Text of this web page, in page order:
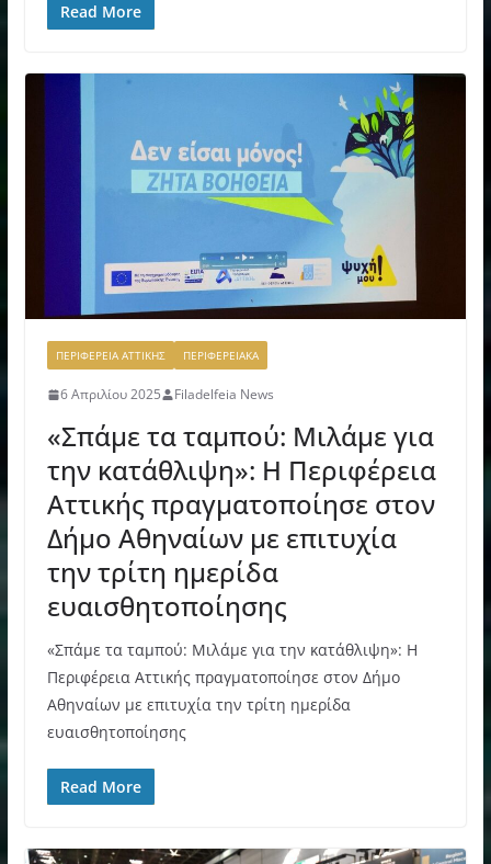
Read More
ΠΕΡΙΦΕΡΕΙΑ ΑΤΤΙΚΗΣ ΠΕΡΙΦΕΡΕΙΑΚΑ
6 Απριλίου 2025 Filadelfeia News
«Σπάμε τα ταμπού: Μιλάμε για
την κατάθλιψη»: Η Περιφέρεια
Αττικής πραγματοποίησε στον
Δήμο Αθηναίων με επιτυχία
την τρίτη ημερίδα
ευαισθητοποίησης
«Σπάμε τα ταμπού: Μιλάμε για την κατάθλιψη»: Η
Περιφέρεια Αττικής πραγματοποίησε στον Δήμο
Αθηναίων με επιτυχία την τρίτη ημερίδα
ευαισθητοποίησης
Read More